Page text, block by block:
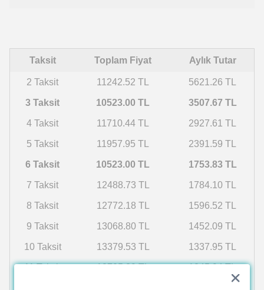
Taksit Toplam Fiyat Aylık Tutar
2 Taksit 11242.52 TL 5621.26 TL
3 Taksit 10523.00 TL 3507.67 TL
4 Taksit 11710.44 TL 2927.61 TL
5 Taksit 11957.95 TL 2391.59 TL
6 Taksit 10523.00 TL 1753.83 TL
7 Taksit 12488.73 TL 1784.10 TL
8 Taksit 12772.18 TL 1596.52 TL
9 Taksit 13068.80 TL 1452.09 TL
10 Taksit 13379.53 TL 1337.95 TL
11 Taksit 13705.39 TL 1245.94 TL